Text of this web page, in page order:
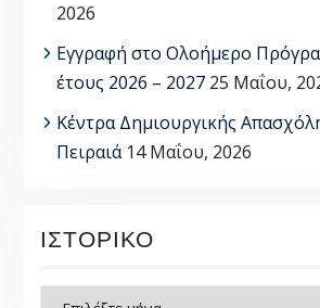
2026
Εγγραφή στο Ολοήμερο
έτους 2026 – 2027 25 Μαΐου,
Κέντρα Δημιουργικής
Πειραιά 14 Μαΐου, 2026
ΙΣΤΟΡΙΚΌ
Ιστορικό